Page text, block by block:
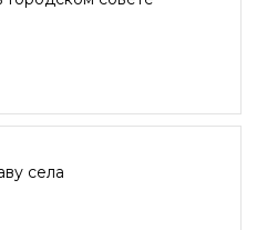
села